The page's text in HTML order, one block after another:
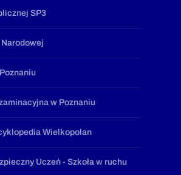
SP3
w Poznaniu
Wielkopolan
Uczeń - Szkoła w ruchu